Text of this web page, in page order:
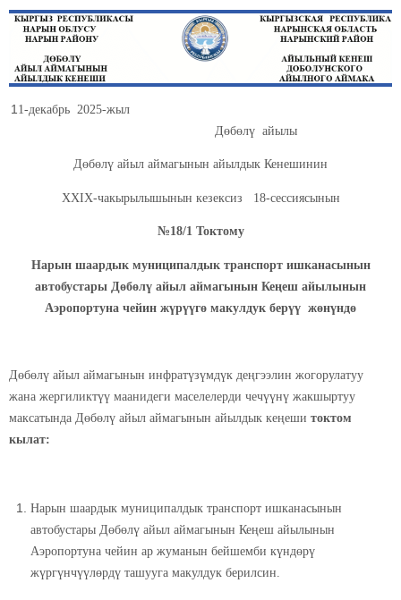
1 1-декабрь 2025-жыл
Дөбөлү айылы
Дөбөлү айыл аймагынын айылдык Кенешинин
ХХIХ-чакырылышынын кезексиз 18-сессиясынын
№18/1 Токтому
Нарын шаардык муниципалдык транспорт ишканасынын
автобустары Дөбөлү айыл аймагынын Кеңеш айылынын
Аэропортуна чейин жүрүүгө макулдук берүү жөнүндө
Дөбөлү айыл аймагынын инфратүзүмдүк деңгээлин жогорулатуу
жана жергиликтүү маанидеги маселелерди чечүүнү жакшыртуу
максатында Дөбөлү айыл аймагынын айылдык кеңеши токтом
кылат:
Нарын шаардык муниципалдык транспорт ишканасынын
автобустары Дөбөлү айыл аймагынын Кеңеш айылынын
Аэропортуна чейин ар жуманын бейшемби күндөрү
жүргүнчүүлөрдү ташууга макулдук берилсин.